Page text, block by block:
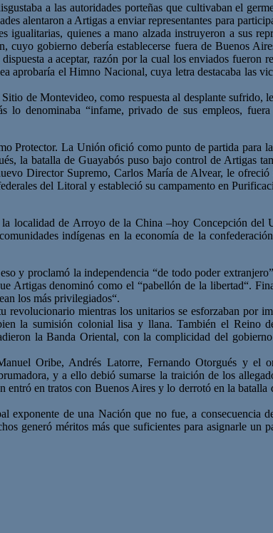
a las autoridades porteñas que cultivaban el
alentaron a Artigas a enviar representantes para
quienes a mano alzada instruyeron a sus
gobierno debería establecerse fuera de Buenos
a aceptar, razón por la cual los enviados fueron
aprobaría el Himno Nacional, cuya letra destacaba las
de Montevideo, como respuesta al desplante sufrido,
lo denominaba “infame, privado de sus empleos,
Protector. La Unión ofició como punto de partida para
la batalla de Guayabós puso bajo control de Artigas
Director Supremo, Carlos María de Alvear, le
del Litoral y estableció su campamento en
localidad de Arroyo de la China –hoy Concepción del
indígenas en la economía de la
y proclamó la independencia “de todo poder
Artigas denominó como el “pabellón de la libertad“.
los más privilegiados“.
mientras los unitarios se esforzaban por
la sumisión colonial lisa y llana. También el Reino
la Banda Oriental, con la complicidad del
Oribe, Andrés Latorre, Fernando Otorgués y el
y a ello debió sumarse la traición de los
en tratos con Buenos Aires y lo derrotó en la
de una Nación que no fue, a consecuencia
generó méritos más que suficientes para asignarle un